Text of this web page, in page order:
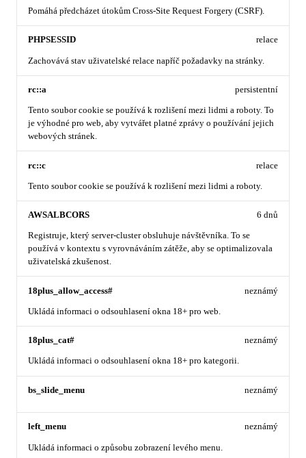
Pomáhá předcházet útokům Cross-Site Request Forgery (CSRF).
PHPSESSID
Zachovává stav uživatelské relace napříč požadavky na stránky.
relace
rc::a
Tento soubor cookie se používá k rozlišení mezi lidmi a roboty. To
je výhodné pro web, aby vytvářet platné zprávy o používání jejich
webových stránek.
persistentní
rc::c
Tento soubor cookie se používá k rozlišení mezi lidmi a roboty.
relace
AWSALBCORS
Registruje, který server-cluster obsluhuje návštěvníka. To se
používá v kontextu s vyrovnáváním zátěže, aby se optimalizovala
uživatelská zkušenost.
6 dnů
18plus_allow_access#
Ukládá informaci o odsouhlasení okna 18+ pro web.
neznámý
18plus_cat#
Ukládá informaci o odsouhlasení okna 18+ pro kategorii.
neznámý
bs_slide_menu neznámý
left_menu
Ukládá informaci o způsobu zobrazení levého menu.
neznámý